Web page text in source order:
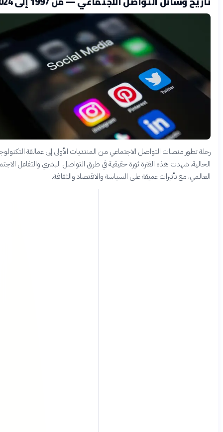
تطور منصات التواصل الاجتماعي من المنتديات الأولى إلى عمالقة التكنولوجيا
شهدت هذه الفترة ثورة حقيقية في طرق التواصل البشري والتفاعل الاجتماعي
مع تأثيرات عميقة على السياسة والاقتصاد والثقافة.